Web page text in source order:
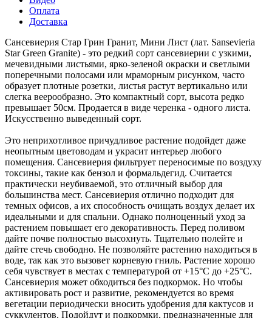
Оплата
Доставка
Сансевиерия Стар Грин Гранит, Мини Лист (лат. Sansevieria
Star Green Granite) - это редкий сорт сансевиерии с узкими,
мечевидными листьями, ярко-зеленой окраски и светлыми
поперечными полосами или мраморным рисунком, часто
образует плотные розетки, листья растут вертикально или
слегка веерообразно. Это компактный сорт, высота редко
превышает 50см. Продается в виде черенка - одного листа.
Искусственно выведенный сорт.
Это неприхотливое причудливое растение подойдет даже
неопытным цветоводам и украсит интерьер любого
помещения. Сансевиерия фильтрует переносимые по воздуху
токсины, такие как бензол и формальдегид. Считается
практически неубиваемой, это отличный выбор для
большинства мест. Сансевиерия отлично подходит для
темных офисов, а их способность очищать воздух делает их
идеальными и для спальни. Однако полноценный уход за
растением повышает его декоративность. Перед поливом
дайте почве полностью высохнуть. Тщательно полейте и
дайте стечь свободно. Не позволяйте растению находиться в
воде, так как это вызовет корневую гниль. Растение хорошо
себя чувствует в местах с температурой от +15°C до +25°C.
Сансевиерия может обходиться без подкормок. Но чтобы
активировать рост и развитие, рекомендуется во время
вегетации периодически вносить удобрения для кактусов и
суккулентов. Подойдут и подкормки, предназначенные для